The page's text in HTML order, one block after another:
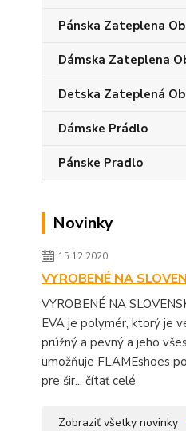
Pánska Zateplena
Dámska Zateplena
Detska Zateplená
Dámske Prádlo
Pánske Pradlo
Novinky
15.12.2020
VYROBENÉ NA
VYROBENÉ NA
EVA je polymér, ktorý je
prúžný a pevný a jeho
umožňuje FLAMEshoes
pre šir... čítať celé
Zobraziť všetky novinky